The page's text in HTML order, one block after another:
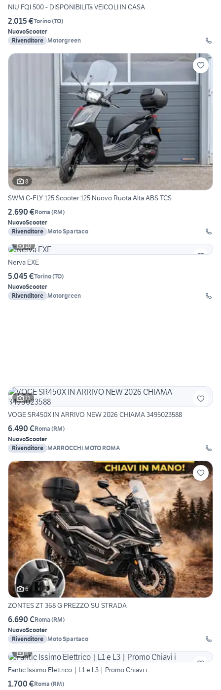
NIU FQI 500 - DISPONIBILITà VEICOLI IN CASA
2.015 €Torino(TO)
NuovoScooter
Rivenditore Motorgreen
8
SWM C-FLY 125 Scooter 125 Nuovo Ruota Alta ABS TCS
2.690 €Roma (RM)
NuovoScooter
Rivenditore Moto Spartaco
10
Nerva EXE
5.045 €Torino(TO)
NuovoScooter
Rivenditore Motorgreen
11
VOGE SR450X IN ARRIVO NEW 2026 CHIAMA 3495023588
6.490 €Roma (RM)
NuovoScooter
Rivenditore MARROCCHI MOTO ROMA
6
ZONTES ZT 368 G PREZZO SU STRADA
6.690 €Roma (RM)
NuovoScooter
Rivenditore Moto Spartaco
6
Fantic Issimo Elettrico | L1 e L3 | Promo Chiavi i
1.700 €Roma (RM)